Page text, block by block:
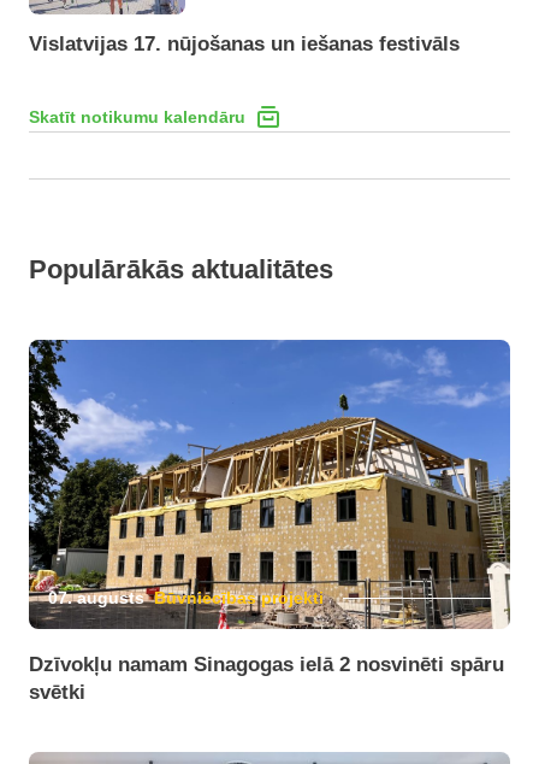
Vislatvijas 17. nūjošanas un iešanas festivāls
Skatīt notikumu kalendāru
Populārākās aktualitātes
07. augusts Būvniecības projekti
Dzīvokļu namam Sinagogas ielā 2 nosvinēti spāru
svētki